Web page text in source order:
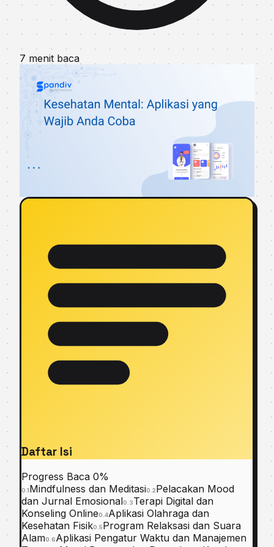
7 menit baca
Daftar Isi
Progress Baca 0%
0.1Mindfulness dan Meditasi0.2Pelacakan Mood
dan Jurnal Emosional0.3Terapi Digital dan
Konseling Online0.4Aplikasi Olahraga dan
Kesehatan Fisik0.5Program Relaksasi dan Suara
Alam0.6Aplikasi Pengatur Waktu dan Manajemen